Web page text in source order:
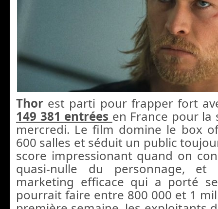
Thor est parti pour frapper fort
149 381 entrées en France pour la
mercredi. Le film domine le box
600 salles et séduit un public
score impressionant quand on
quasi-nulle du personnage, et
marketing efficace qui a porté
pourrait faire entre 800 000 et 1